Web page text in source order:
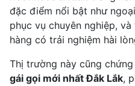
đặc điểm nổi bật như
phục vụ chuyên nghiệp,
hàng có trải nghiệm hài
Thị trường này cũng
gái gọi mới nhất Đắk Lắk,